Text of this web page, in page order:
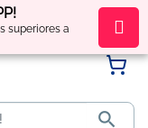
superiores a
tus compras
